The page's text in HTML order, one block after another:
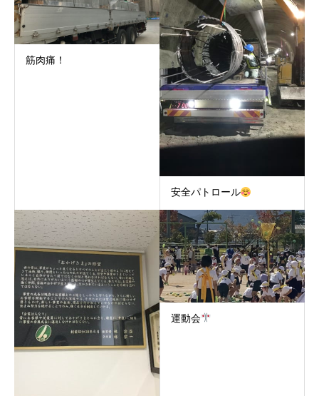
筋肉痛！
安全パトロール
運動会